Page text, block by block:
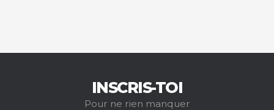
INSCRIS-TOI
Pour ne rien manquer